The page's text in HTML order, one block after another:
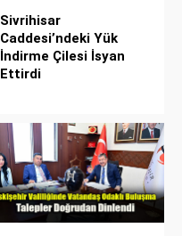
Sivrihisar
Caddesi’ndeki Yük
İndirme Çilesi İsyan
Ettirdi